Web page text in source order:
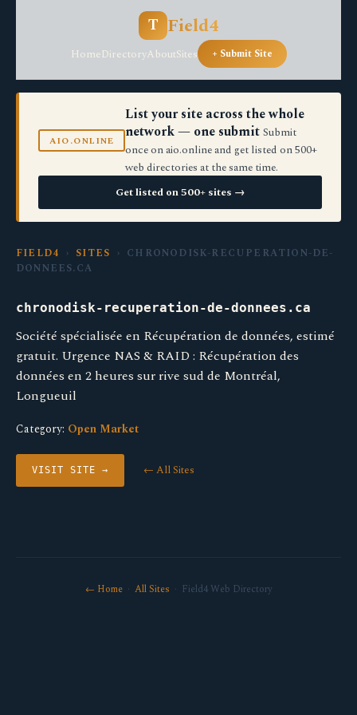
T Field4
HomeDirectoryAboutSites + Submit Site
AIO.ONLINE
List your site across the whole
network — one submit Submit
once on aio.online and get listed on 500+
web directories at the same time.
Get listed on 500+ sites →
FIELD4 › SITES › CHRONODISK-RECUPERATION-DE-
DONNEES.CA
chronodisk-recuperation-de-donnees.ca
Société spécialisée en Récupération de données, estimé
gratuit. Urgence NAS & RAID : Récupération des
données en 2 heures sur rive sud de Montréal,
Longueuil
Category: Open Market
VISIT SITE → ← All Sites
← Home· All Sites · Field4 Web Directory